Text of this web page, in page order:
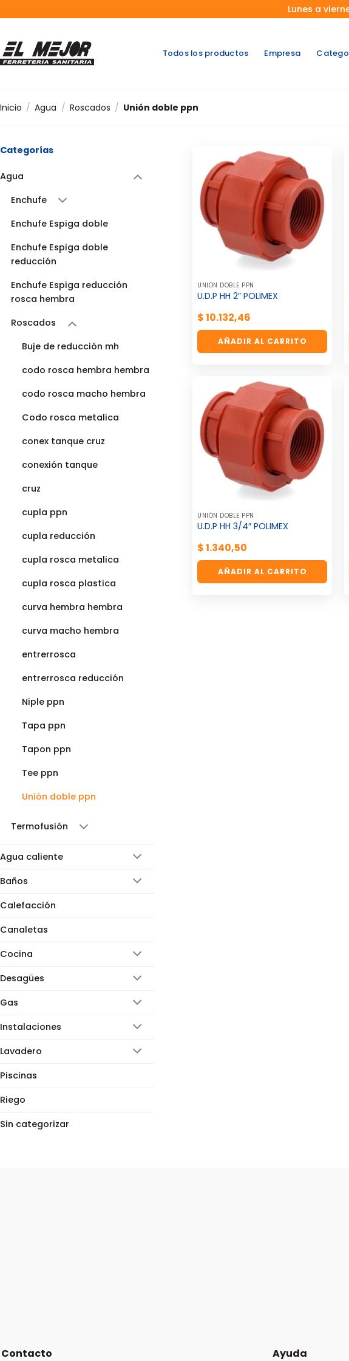
al
Lunes a
Todos los productos Empresa
Inicio / Agua / Roscados / Unión doble ppn
Categorías
Agua
Enchufe
Enchufe Espiga doble
Enchufe Espiga doble
reducción
Enchufe Espiga reducción
rosca hembra
Roscados
Buje de reducción mh
codo rosca hembra hembra
codo rosca macho hembra
Codo rosca metalica
conex tanque cruz
conexión tanque
cruz
cupla ppn
cupla reducción
cupla rosca metalica
cupla rosca plastica
curva hembra hembra
curva macho hembra
entrerrosca
entrerrosca reducción
Niple ppn
Tapa ppn
Tapon ppn
Tee ppn
Unión doble ppn
Termofusión
Agua caliente
Baños
Calefacción
Canaletas
Cocina
Desagües
Gas
Instalaciones
Lavadero
Piscinas
Riego
Sin categorizar
UNIÓN DOBLE PPN
U.D.P HH 2″ POLIMEX
$10.132,46
AÑADIR AL CARRITO
UNIÓN DOBLE PPN
U.D.P HH 3/4″ POLIMEX
$1.340,50
AÑADIR AL CARRITO
Contacto Ayuda